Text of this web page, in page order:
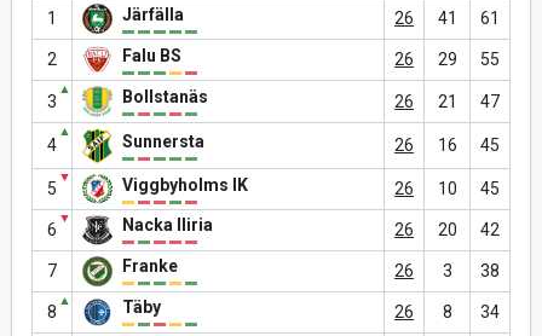
1 Järfälla 26 41 61
2 Falu BS 26 29 55
3
▲ Bollstanäs 26 21 47
4
▲
Sunnersta 26 16 45
5
▼ Viggbyholms IK 26 10 45
6
▼ Nacka Iliria 26 20 42
7 Franke 26 3 38
8
▲ Täby 26 8 34